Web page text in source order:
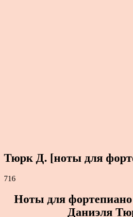
Тюрк Д. [ноты для
716
Ноты для
Даниэля